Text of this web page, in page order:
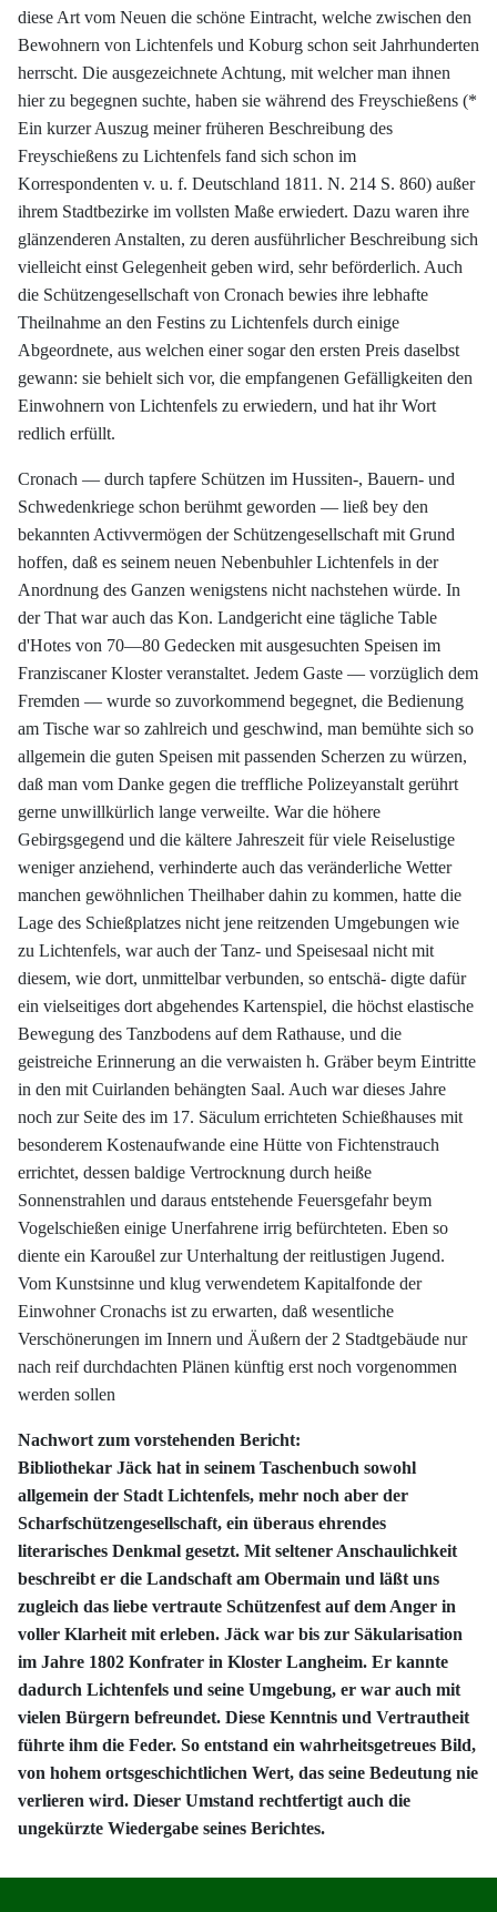
diese Art vom Neuen die schöne Eintracht, welche zwischen den
Bewohnern von Lichtenfels und Koburg schon seit Jahrhunderten
herrscht. Die ausgezeichnete Achtung, mit welcher man ihnen
hier zu begegnen suchte, haben sie während des Freyschießens (*
Ein kurzer Auszug meiner früheren Beschreibung des
Freyschießens zu Lichtenfels fand sich schon im
Korrespondenten v. u. f. Deutschland 1811. N. 214 S. 860) außer
ihrem Stadtbezirke im vollsten Maße erwiedert. Dazu waren ihre
glänzenderen Anstalten, zu deren ausführlicher Beschreibung sich
vielleicht einst Gelegenheit geben wird, sehr beförderlich. Auch
die Schützengesellschaft von Cronach bewies ihre lebhafte
Theilnahme an den Festins zu Lichtenfels durch einige
Abgeordnete, aus welchen einer sogar den ersten Preis daselbst
gewann: sie behielt sich vor, die empfangenen Gefälligkeiten den
Einwohnern von Lichtenfels zu erwiedern, und hat ihr Wort
redlich erfüllt.
Cronach — durch tapfere Schützen im Hussiten-, Bauern- und
Schwedenkriege schon berühmt geworden — ließ bey den
bekannten Activvermögen der Schützengesellschaft mit Grund
hoffen, daß es seinem neuen Nebenbuhler Lichtenfels in der
Anordnung des Ganzen wenigstens nicht nachstehen würde. In
der That war auch das Kon. Landgericht eine tägliche Table
d'Hotes von 70—80 Gedecken mit ausgesuchten Speisen im
Franziscaner Kloster veranstaltet. Jedem Gaste — vorzüglich dem
Fremden — wurde so zuvorkommend begegnet, die Bedienung
am Tische war so zahlreich und geschwind, man bemühte sich so
allgemein die guten Speisen mit passenden Scherzen zu würzen,
daß man vom Danke gegen die treffliche Polizeyanstalt gerührt
gerne unwillkürlich lange verweilte. War die höhere
Gebirgsgegend und die kältere Jahreszeit für viele Reiselustige
weniger anziehend, verhinderte auch das veränderliche Wetter
manchen gewöhnlichen Theilhaber dahin zu kommen, hatte die
Lage des Schießplatzes nicht jene reitzenden Umgebungen wie
zu Lichtenfels, war auch der Tanz- und Speisesaal nicht mit
diesem, wie dort, unmittelbar verbunden, so entschä- digte dafür
ein vielseitiges dort abgehendes Kartenspiel, die höchst elastische
Bewegung des Tanzbodens auf dem Rathause, und die
geistreiche Erinnerung an die verwaisten h. Gräber beym Eintritte
in den mit Cuirlanden behängten Saal. Auch war dieses Jahre
noch zur Seite des im 17. Säculum errichteten Schießhauses mit
besonderem Kostenaufwande eine Hütte von Fichtenstrauch
errichtet, dessen baldige Vertrocknung durch heiße
Sonnenstrahlen und daraus entstehende Feuersgefahr beym
Vogelschießen einige Unerfahrene irrig befürchteten. Eben so
diente ein Karoußel zur Unterhaltung der reitlustigen Jugend.
Vom Kunstsinne und klug verwendetem Kapitalfonde der
Einwohner Cronachs ist zu erwarten, daß wesentliche
Verschönerungen im Innern und Äußern der 2 Stadtgebäude nur
nach reif durchdachten Plänen künftig erst noch vorgenommen
werden sollen
Nachwort zum vorstehenden Bericht:
Bibliothekar Jäck hat in seinem Taschenbuch sowohl
allgemein der Stadt Lichtenfels, mehr noch aber der
Scharfschützengesellschaft, ein überaus ehrendes
literarisches Denkmal gesetzt. Mit seltener Anschaulichkeit
beschreibt er die Landschaft am Obermain und läßt uns
zugleich das liebe vertraute Schützenfest auf dem Anger in
voller Klarheit mit erleben. Jäck war bis zur Säkularisation
im Jahre 1802 Konfrater in Kloster Langheim. Er kannte
dadurch Lichtenfels und seine Umgebung, er war auch mit
vielen Bürgern befreundet. Diese Kenntnis und Vertrautheit
führte ihm die Feder. So entstand ein wahrheitsgetreues Bild,
von hohem ortsgeschichtlichen Wert, das seine Bedeutung nie
verlieren wird. Dieser Umstand rechtfertigt auch die
ungekürzte Wiedergabe seines Berichtes.